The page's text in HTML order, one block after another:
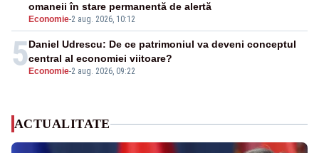
Economie-2 aug. 2026, 10:12
omaneii în stare permanentă de alertă
5 Economie-2 aug. 2026, 09:22
Daniel Udrescu: De ce patrimoniul va deveni conceptul
central al economiei viitoare?
ACTUALITATE